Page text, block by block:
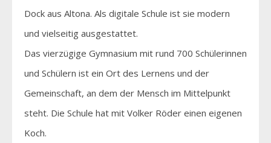
Dock aus Altona. Als digitale Schule ist sie modern
und vielseitig ausgestattet.
Das vierzügige Gymnasium mit rund 700 Schülerinnen
und Schülern ist ein Ort des Lernens und der
Gemeinschaft, an dem der Mensch im Mittelpunkt
steht. Die Schule hat mit Volker Röder einen eigenen
Koch.